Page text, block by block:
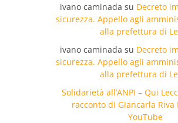
ivano caminada su Decreto
sicurezza. Appello agli
alla prefettura di
ivano caminada su Decreto
sicurezza. Appello agli
alla prefettura di
Solidarietà all’ANPI – Qui
racconto di Giancarla Riva
YouTube